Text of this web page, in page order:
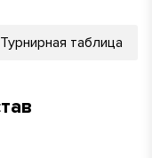
Турнирная таблица